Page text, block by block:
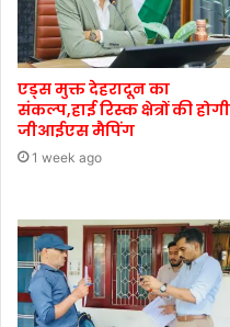
एड्स मुक्त देहरादून का
संकल्प,हाई रिस्क क्षेत्रों की होगी
जीआईएस मैपिंग
1 week ago